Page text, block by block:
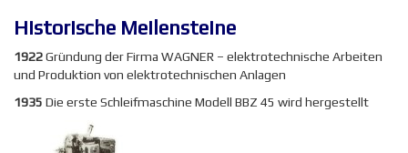
Historische Meilensteine
1922Gründung der Firma WAGNER – elektrotechnische Arbeiten
und Produktion von elektrotechnischen Anlagen
1935 Die erste Schleifmaschine Modell BBZ 45 wird hergestellt